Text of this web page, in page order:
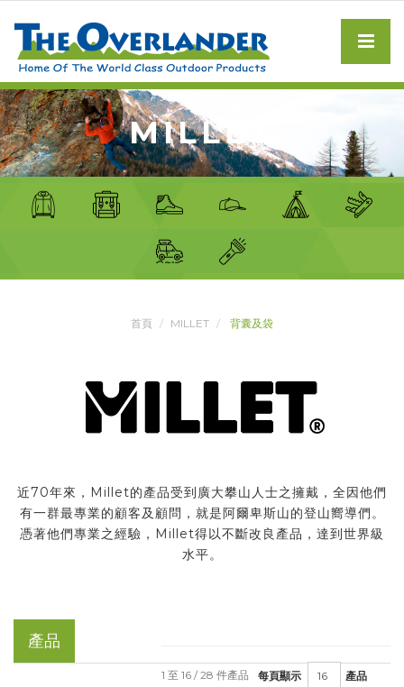
MILLET
首頁 MILLET 背囊及袋
近70年來，Millet的產品受到廣大攀山人士之擁戴，全因他們
有一群最專業的顧客及顧問，就是阿爾卑斯山的登山嚮導們。
憑著他們專業之經驗，Millet得以不斷改良產品，達到世界級
水平。
產品
每頁顯示 產品
1 至 16 / 28 件產品